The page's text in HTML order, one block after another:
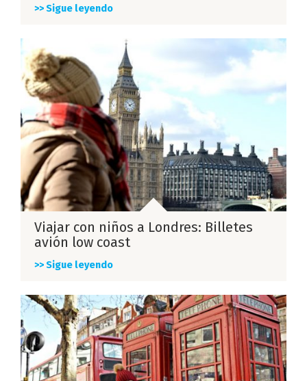
>> Sigue leyendo
Viajar con niños a Londres: Billetes
avión low coast
>> Sigue leyendo